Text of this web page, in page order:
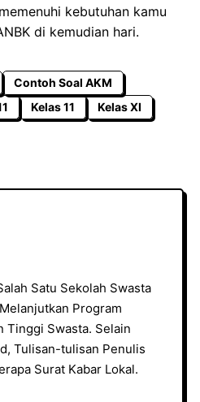
kebutuhan kamu
di kemudian hari.
Contoh Soal AKM
Kelas 11
Kelas XI
Satu Sekolah Swasta
Program
Tinggi Swasta. Selain
Tulisan-tulisan Penulis
Surat Kabar Lokal.